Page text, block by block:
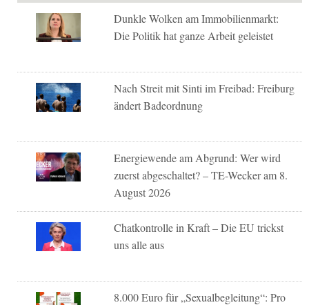
Dunkle Wolken am Immobilienmarkt:
Die Politik hat ganze Arbeit geleistet
Nach Streit mit Sinti im Freibad: Freiburg
ändert Badeordnung
Energiewende am Abgrund: Wer wird
zuerst abgeschaltet? – TE-Wecker am 8.
August 2026
Chatkontrolle in Kraft – Die EU trickst
uns alle aus
8.000 Euro für „Sexualbegleitung“: Pro